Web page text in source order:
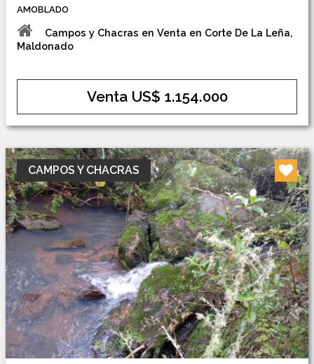
AMOBLADO
Campos y Chacras en Venta en Corte De La Leña,
Maldonado
Venta US$ 1.154.000
CAMPOS Y CHACRAS